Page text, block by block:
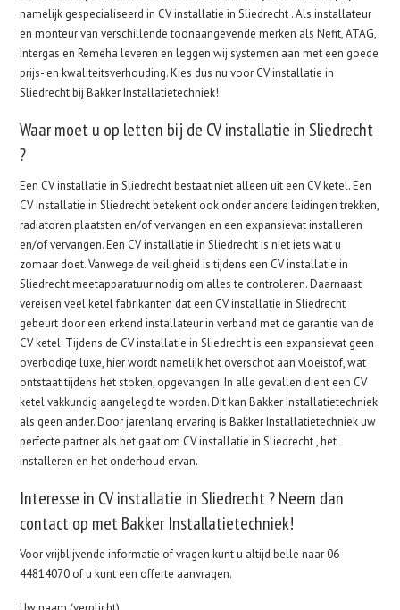
namelijk gespecialiseerd in CV installatie in Sliedrecht . Als installateur
en monteur van verschillende toonaangevende merken als Nefit, ATAG,
Intergas en Remeha leveren en leggen wij systemen aan met een goede
prijs- en kwaliteitsverhouding. Kies dus nu voor CV installatie in
Sliedrecht bij Bakker Installatietechniek!
Waar moet u op letten bij de CV installatie in Sliedrecht
?
Een CV installatie in Sliedrecht bestaat niet alleen uit een CV ketel. Een
CV installatie in Sliedrecht betekent ook onder andere leidingen trekken,
radiatoren plaatsten en/of vervangen en een expansievat installeren
en/of vervangen. Een CV installatie in Sliedrecht is niet iets wat u
zomaar doet. Vanwege de veiligheid is tijdens een CV installatie in
Sliedrecht meetapparatuur nodig om alles te controleren. Daarnaast
vereisen veel ketel fabrikanten dat een CV installatie in Sliedrecht
gebeurt door een erkend installateur in verband met de garantie van de
CV ketel. Tijdens de CV installatie in Sliedrecht is een expansievat geen
overbodige luxe, hier wordt namelijk het overschot aan vloeistof, wat
ontstaat tijdens het stoken, opgevangen. In alle gevallen dient een CV
ketel vakkundig aangelegd te worden. Dit kan Bakker Installatietechniek
als geen ander. Door jarenlang ervaring is Bakker Installatietechniek uw
perfecte partner als het gaat om CV installatie in Sliedrecht , het
installeren en het onderhoud ervan.
Interesse in CV installatie in Sliedrecht ? Neem dan
contact op met Bakker Installatietechniek!
Voor vrijblijvende informatie of vragen kunt u altijd belle naar 06-
44814070 of u kunt een offerte aanvragen.